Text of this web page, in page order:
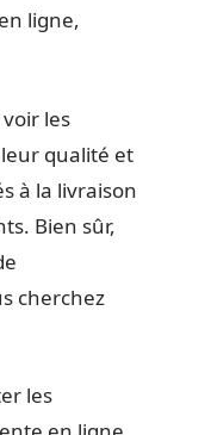
ligne,
les
qualité et
à la livraison
Bien sûr,
cherchez
les